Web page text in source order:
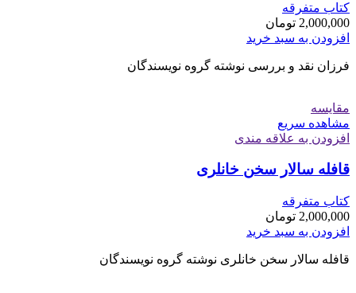
کتاب متفرقه
2,000,000 تومان
افزودن به سبد خرید
فرزان نقد و بررسی نوشته گروه نویسندگان
مقایسه
مشاهده سریع
افزودن به علاقه مندی
قافله سالار سخن خانلری
کتاب متفرقه
2,000,000 تومان
افزودن به سبد خرید
قافله سالار سخن خانلری نوشته گروه نویسندگان